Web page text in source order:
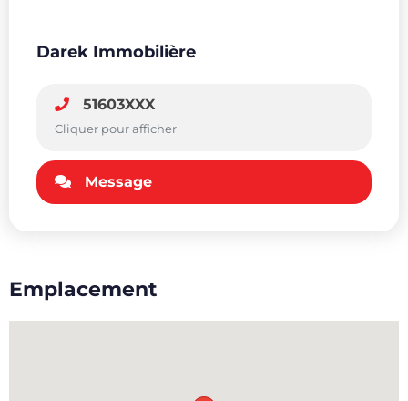
Darek Immobilière
51603XXX
Cliquer pour afficher
Message
Emplacement